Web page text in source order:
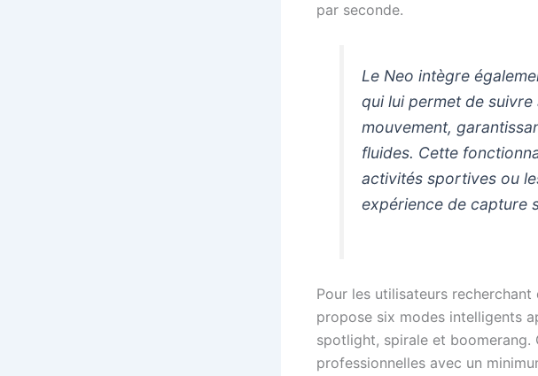
par seconde.
Le Neo intègre
qui lui permet de
mouvement,
fluides. Cette
activités sportives ou
expérience de capture
Pour les utilisateurs
propose six modes intelligents
spotlight, spirale et
professionnelles avec un